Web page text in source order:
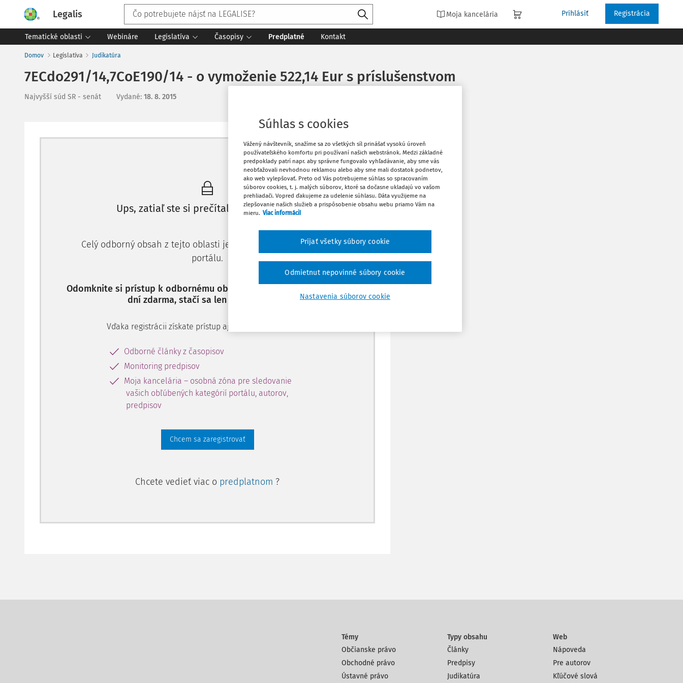
Legalis Moja kancelária Prihlásiť Registrácia
Tematické oblasti Webináre Legislatíva Časopisy Predplatné Kontakt
Domov Legislatíva Judikatúra
7ECdo291/14,7CoE190/14 - o vymoženie 522,14 Eur s príslušenstvom
Najvyšší súd SR - senát Vydané: 18. 8. 2015
Máte predplatné? Prihláste sa
Ups, zatiaľ ste si prečítali len začiatok...
Celý odborný obsah z tejto oblasti je dostupný predplatiteľom
portálu.
Odomknite si prístup k odbornému obsahu a získajte prístup na 10
dní zdarma, stačí sa len zaregistrovať.
Vďaka registrácii získate prístup aj k vybranému obsahu:
Odborné články z časopisov
Monitoring predpisov
Moja kancelária – osobná zóna pre sledovanie
vašich obľúbených kategórií portálu, autorov,
predpisov
Chcem sa zaregistrovať
Chcete vedieť viac o predplatnom ?
Vytlačiť
Obľúbené
Stiahnuť
Témy
Občianske právo
Obchodné právo
Ústavné právo
Typy obsahu
Články
Predpisy
Judikatúra
Web
Nápoveda
Pre autorov
Kľúčové slová
Súhlas s cookies
Vážený návštevník, snažíme sa zo všetkých síl prinášať vysokú úroveň
používateľského komfortu pri používaní našich webstránok. Medzi základné
predpoklady patrí napr. aby správne fungovalo vyhľadávanie, aby sme vás
neobťažovali nevhodnou reklamou alebo aby sme mali dostatok podnetov,
ako web vylepšovať. Preto od Vás potrebujeme súhlas so spracovaním
súborov cookies, t. j. malých súborov, ktoré sa dočasne ukladajú vo vašom
prehliadači. Vopred ďakujeme za udelenie súhlasu. Dáta využijeme na
zlepšovanie našich služieb a prispôsobenie obsahu webu priamo Vám na
mieru. Viac informácií
Nastavenia súborov cookie
Odmietnut nepovinné súbory cookie
Prijať všetky súbory cookie